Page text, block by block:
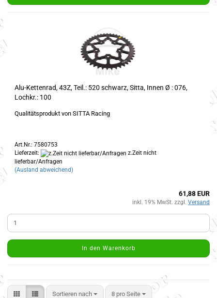
Alu-Kettenrad, 43Z, Teil.: 520 schwarz, Sitta, Innen Ø : 076,
Lochkr.: 100
Qualitätsprodukt von SITTA Racing
Art.Nr.: 7580753
Lieferzeit:
z.Zeit nicht
lieferbar/Anfragen
(Ausland abweichend)
61,88 EUR
inkl. 19% MwSt. zzgl. Versand
In den Warenkorb
Sortieren nach 8 pro Seite